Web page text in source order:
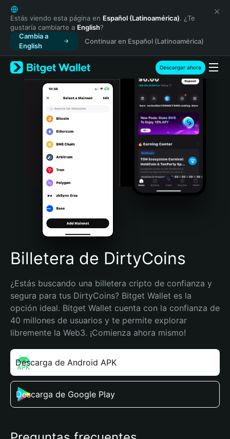
English
日本語
Tiếng Việt
Русский
Español (Latinoamérica)
Türkçe
Italiano
Português (Portugal)
Bahasa Indonesia
Português (Brasil)
Español (Argentina)
Estás viendo esta página en Español (Latinoamérica). ¿Te
gustaría cambiarte a English?
Cambia a
English
Continuar en Español (Latinoamérica)
Descargar ahora
Billetera de DirtyCoins
¿Estás buscando una billetera cripto de confianza y
segura para tus DirtyCoins? Bitget Wallet es la
opción ideal. Bitget Wallet cuenta con la confianza de
40 millones de usuarios y te permite explorar
libremente la Web3. ¡Comienza ahora mismo!
Descarga de Android APK
Descarga de Google Play